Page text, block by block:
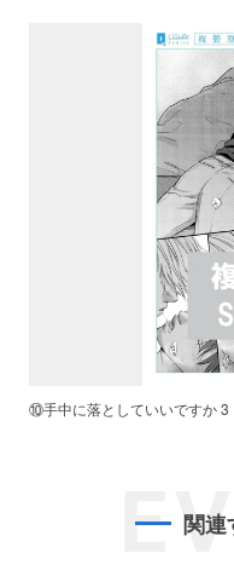
⑩手中に落としていいですか 3
関連